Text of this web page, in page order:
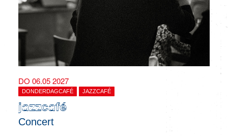
DO 06.05 2027
DONDERDAGCAFÉ JAZZCAFÉ
jazzcafé
Concert